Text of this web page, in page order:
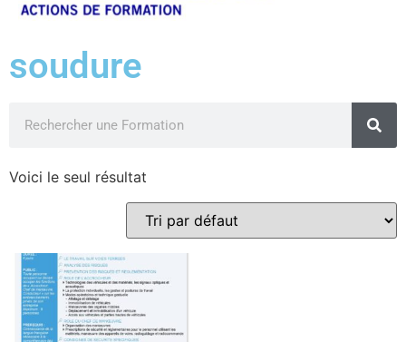
soudure
Voici le seul résultat